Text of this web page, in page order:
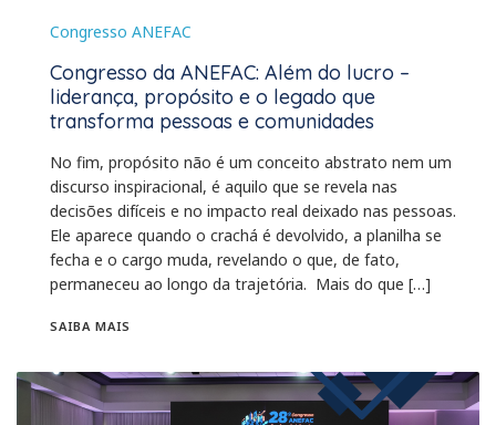
Congresso ANEFAC
Congresso da ANEFAC: Além do lucro –
liderança, propósito e o legado que
transforma pessoas e comunidades
No fim, propósito não é um conceito abstrato nem um
discurso inspiracional, é aquilo que se revela nas
decisões difíceis e no impacto real deixado nas pessoas.
Ele aparece quando o crachá é devolvido, a planilha se
fecha e o cargo muda, revelando o que, de fato,
permaneceu ao longo da trajetória. Mais do que […]
SAIBA MAIS